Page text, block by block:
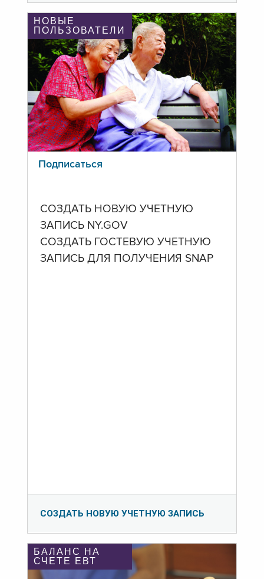
НОВЫЕ
ПОЛЬЗОВАТЕЛИ
Подписаться
СОЗДАТЬ НОВУЮ УЧЕТНУЮ
ЗАПИСЬ NY.GOV
СОЗДАТЬ ГОСТЕВУЮ УЧЕТНУЮ
ЗАПИСЬ ДЛЯ ПОЛУЧЕНИЯ SNAP
СОЗДАТЬ НОВУЮ УЧЕТНУЮ ЗАПИСЬ
БАЛАНС НА
СЧЕТЕ ЕВТ